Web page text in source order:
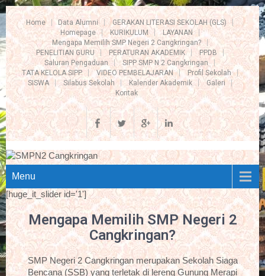
Home Data Alumni
GERAKAN LITERASI SEKOLAH (GLS)
Homepage
KURIKULUM
LAYANAN
Mengapa Memilih SMP Negeri 2 Cangkringan?
PENELITIAN GURU
PERATURAN AKADEMIK
PPDB
Saluran Pengaduan
SIPP SMP N 2 Cangkringan
TATA KELOLA SIPP
VIDEO PEMBELAJARAN
Profil Sekolah
SISWA
Silabus Sekolah Kalender Akademik
Galeri
Kontak
Menu
[huge_it_slider id='1']
Mengapa Memilih SMP Negeri 2
Cangkringan?
SMP Negeri 2 Cangkringan merupakan Sekolah Siaga
Bencana (SSB) yang terletak di lereng Gunung Merapi